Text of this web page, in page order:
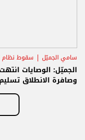
سامي الجميّل سقوط نظام
الجميّل: الوصايات
وصافرة الانطلاق